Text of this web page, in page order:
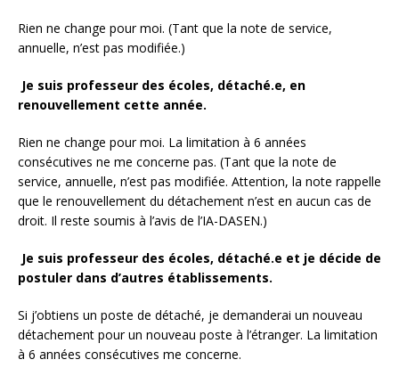
Rien ne change pour moi. (Tant que la note de service,
annuelle, n’est pas modifiée.)
Je suis professeur des écoles, détaché.e, en
renouvellement cette année.
Rien ne change pour moi. La limitation à 6 années
consécutives ne me concerne pas. (Tant que la note de
service, annuelle, n’est pas modifiée. Attention, la note rappelle
que le renouvellement du détachement n’est en aucun cas de
droit. Il reste soumis à l’avis de l’IA-DASEN.)
Je suis professeur des écoles, détaché.e et je décide de
postuler dans d’autres établissements.
Si j’obtiens un poste de détaché, je demanderai un nouveau
détachement pour un nouveau poste à l’étranger. La limitation
à 6 années consécutives me concerne.